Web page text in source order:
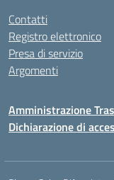
Contatti
Registro elettronico
Presa di servizio
Argomenti
Amministrazione
Dichiarazione di